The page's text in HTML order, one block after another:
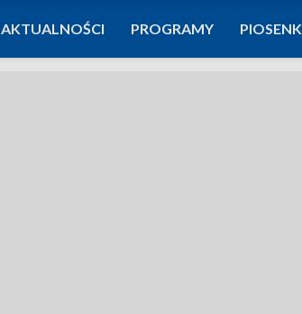
AKTUALNOŚCI PROGRAMY